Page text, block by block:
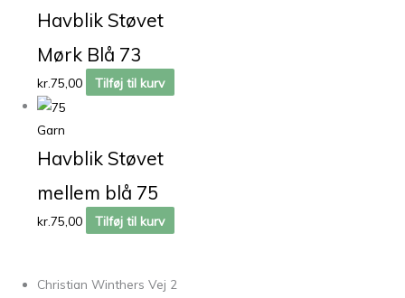
Havblik Støvet
Mørk Blå 73
kr.75,00 Tilføj til kurv
Garn
Havblik Støvet
mellem blå 75
kr.75,00 Tilføj til kurv
Christian Winthers Vej 2